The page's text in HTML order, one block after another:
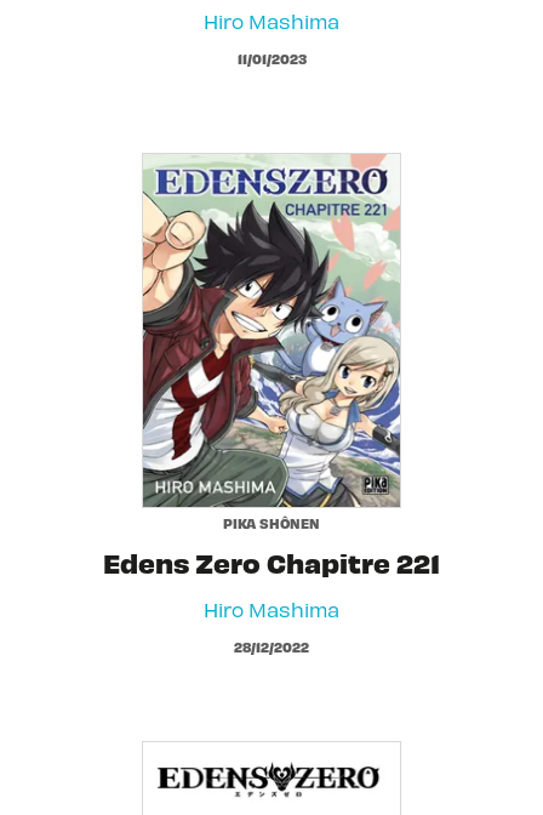
Hiro Mashima
11/01/2023
PIKA SHÔNEN
Edens Zero Chapitre 221
Hiro Mashima
28/12/2022